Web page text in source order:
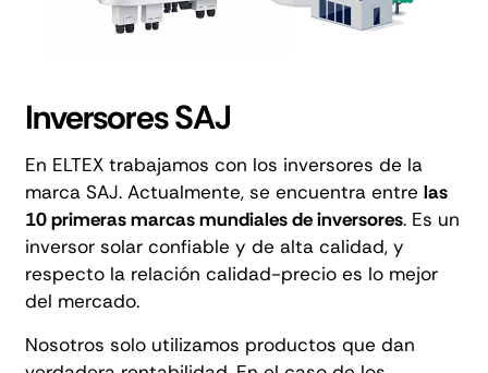
Inversores SAJ
En ELTEX trabajamos con los inversores de la
marca SAJ. Actualmente, se encuentra entre las
10 primeras marcas mundiales de inversores. Es un
inversor solar confiable y de alta calidad, y
respecto la relación calidad-precio es lo mejor
del mercado.
Nosotros solo utilizamos productos que dan